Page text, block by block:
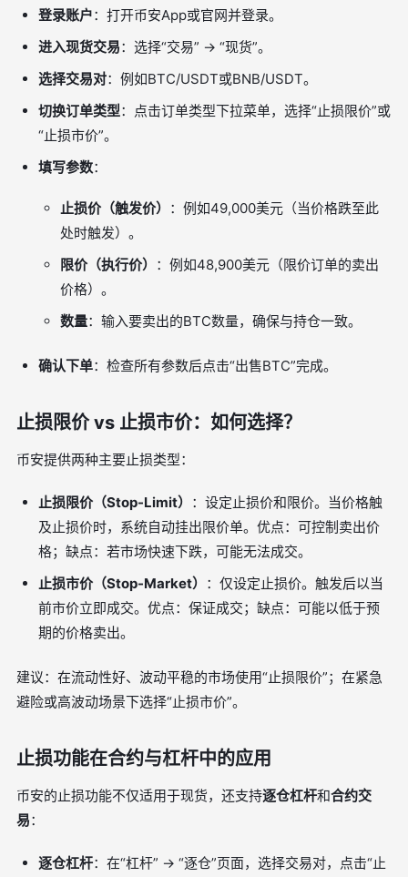
登录账户：打开币安App或官网并登录。
进入现货交易：选择“交易” → “现货”。
选择交易对：例如BTC/USDT或BNB/USDT。
切换订单类型：点击订单类型下拉菜单，选择“止损限价”或
“止损市价”。
填写参数：
止损价（触发价） ：例如49,000美元（当价格跌至此
处时触发）。
限价（执行价） ：例如48,900美元（限价订单的卖出
价格）。
数量：输入要卖出的BTC数量，确保与持仓一致。
确认下单：检查所有参数后点击“出售BTC”完成。
止损限价 vs 止损市价：如何选择？
币安提供两种主要止损类型：
止损限价（Stop-Limit） ：设定止损价和限价。当价格触
及止损价时，系统自动挂出限价单。优点：可控制卖出价
格；缺点：若市场快速下跌，可能无法成交。
止损市价（Stop-Market） ：仅设定止损价。触发后以当
前市价立即成交。优点：保证成交；缺点：可能以低于预
期的价格卖出。
建议：在流动性好、波动平稳的市场使用“止损限价”；在紧急
避险或高波动场景下选择“止损市价”。
止损功能在合约与杠杆中的应用
币安的止损功能不仅适用于现货，还支持逐仓杠杆和合约交
易：
逐仓杠杆：在“杠杆” → “逐仓”页面，选择交易对，点击“止